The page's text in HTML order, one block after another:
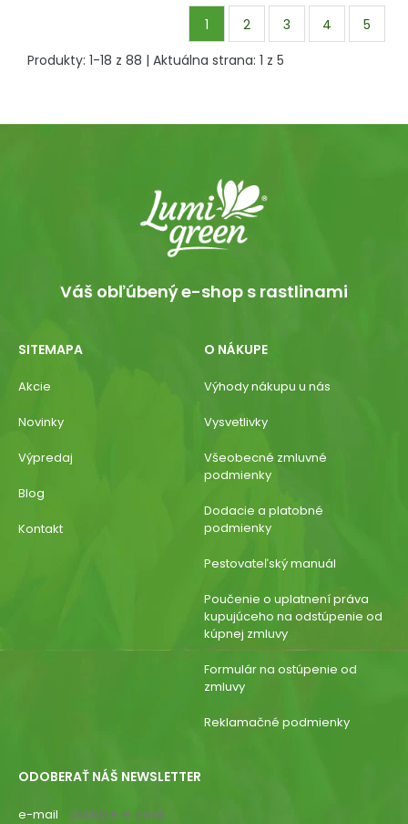
1 2 3 4
5
Produkty: 1-18 z 88 | Aktuálna strana: 1 z 5
Váš obľúbený e-shop s rastlinami
SITEMAPA
Akcie
Novinky
Výpredaj
Blog
Kontakt
O NÁKUPE
Výhody nákupu u nás
Vysvetlivky
Všeobecné zmluvné
podmienky
Dodacie a platobné
podmienky
Pestovateľský manuál
Poučenie o uplatnení práva
kupujúceho na odstúpenie od
kúpnej zmluvy
Formulár na ostúpenie od
zmluvy
Reklamačné podmienky
ODOBERAŤ NÁŠ NEWSLETTER
e-mail